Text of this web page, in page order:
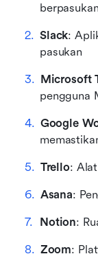
berpasukan
Slack:
pasukan
Microsoft
pengguna
Google
Trello:
Asana:
Notion:
Zoom: